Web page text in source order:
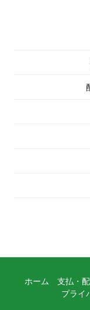
ホーム 支払・
プライ